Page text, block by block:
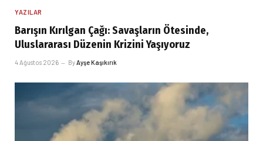
YAZILAR
Barışın Kırılgan Çağı: Savaşların Ötesinde,
Uluslararası Düzenin Krizini Yaşıyoruz
4 Ağustos 2026 ByAyşe Kaşıkırık